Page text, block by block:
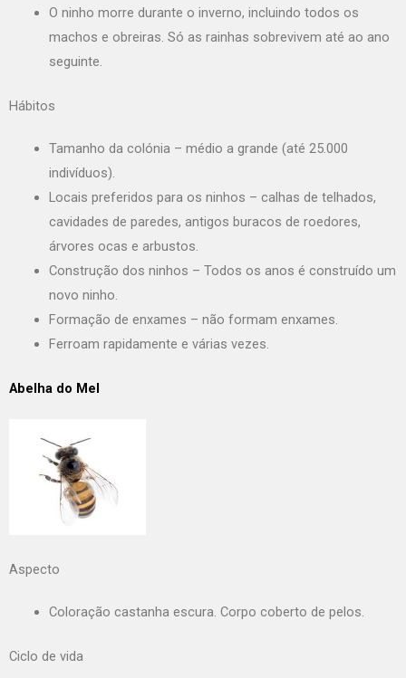
O ninho morre durante o inverno, incluindo todos os
machos e obreiras. Só as rainhas sobrevivem até ao ano
seguinte.
Hábitos
Tamanho da colónia – médio a grande (até 25.000
indivíduos).
Locais preferidos para os ninhos – calhas de telhados,
cavidades de paredes, antigos buracos de roedores,
árvores ocas e arbustos.
Construção dos ninhos – Todos os anos é construído um
novo ninho.
Formação de enxames – não formam enxames.
Ferroam rapidamente e várias vezes.
Abelha do Mel
Aspecto
Coloração castanha escura. Corpo coberto de pelos.
Ciclo de vida